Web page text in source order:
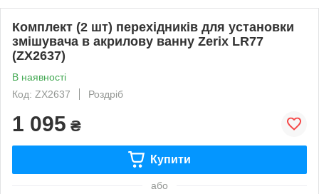
Комплект (2 шт) перехідників для установки
змішувача в акрилову ванну Zerix LR77
(ZX2637)
В наявності
Код: ZX2637
Роздріб
1 095 ₴
Купити
або